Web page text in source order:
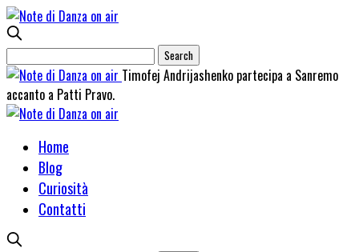
Timofej Andrijashenko partecipa a Sanremo
accanto a Patti Pravo.
Home
Blog
Curiosità
Contatti